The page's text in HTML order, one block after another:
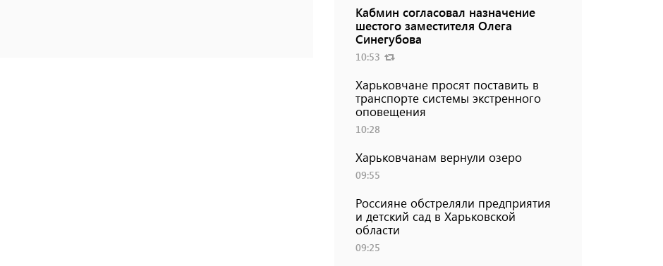
Кабмин согласовал назначение
шестого заместителя Олега
Синегубова
10:53
Харьковчане просят поставить в
транспорте системы экстренного
оповещения
10:28
Харьковчанам вернули озеро
09:55
Россияне обстреляли предприятия
и детский сад в Харьковской
области
09:25